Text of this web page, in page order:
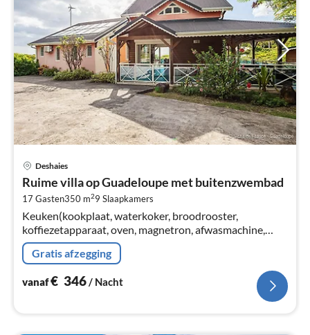
Deshaies
Ruime villa op Guadeloupe met buitenzwembad
17 Gasten350 m29 Slaapkamers
Keuken(kookplaat, waterkoker, broodrooster,
koffiezetapparaat, oven, magnetron, afwasmachine,
koel-/vriescombinatie, , Wine glasses),
woon/eetkamer(TV(kabel, flatscreen, satelliet)
Gratis afzegging
vanaf€ 346/ Nacht